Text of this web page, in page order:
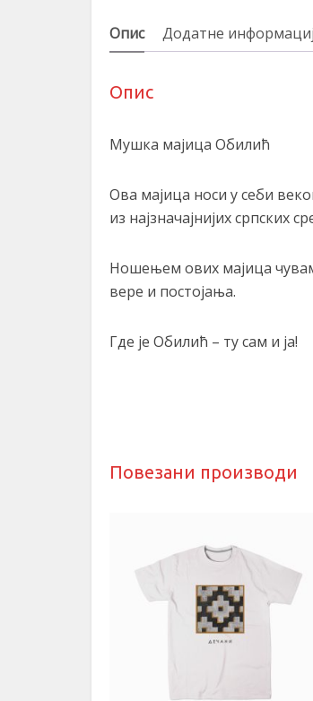
Опис Додатне
Опис
Мушка мајица Обилић
Ова мајица носи у себи
из најзначајнијих српских
Ношењем ових мајица
вере и постојања.
Где је Обилић – ту сам и ја!
Повезани производи